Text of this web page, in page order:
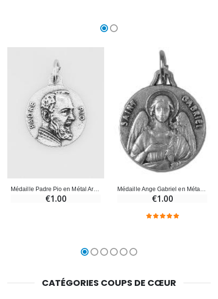
Médaille Padre Pio en Métal Argenté - 18mm
€1.00 €1.00
CATÉGORIES COUPS DE CŒUR